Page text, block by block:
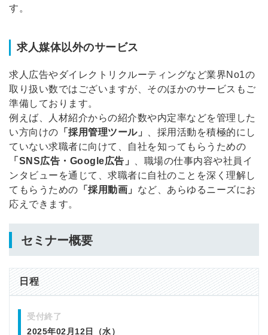
す。
求人媒体以外のサービス
求人広告やダイレクトリクルーティングなど業界No1の
取り扱い数ではございますが、そのほかのサービスもご
準備しております。
例えば、人材紹介からの紹介数や内定率などを管理した
い方向けの 「採用管理ツール」
、採用活動を積極的にし
ていない求職者に向けて、自社を知ってもらうための
「SNS広告・Google広告」
、職場の仕事内容や社員イ
ンタビューを通じて、求職者に自社のことを深く理解し
てもらうための 「採用動画」 など、あらゆるニーズにお
応えできます。
セミナー概要
日程
2025年02月12日（水）
受付終了